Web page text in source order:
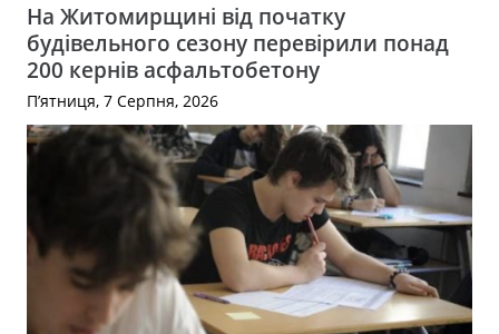
На Житомирщині від початку
будівельного сезону перевірили понад
200 кернів асфальтобетону
П’ятниця, 7 Серпня, 2026